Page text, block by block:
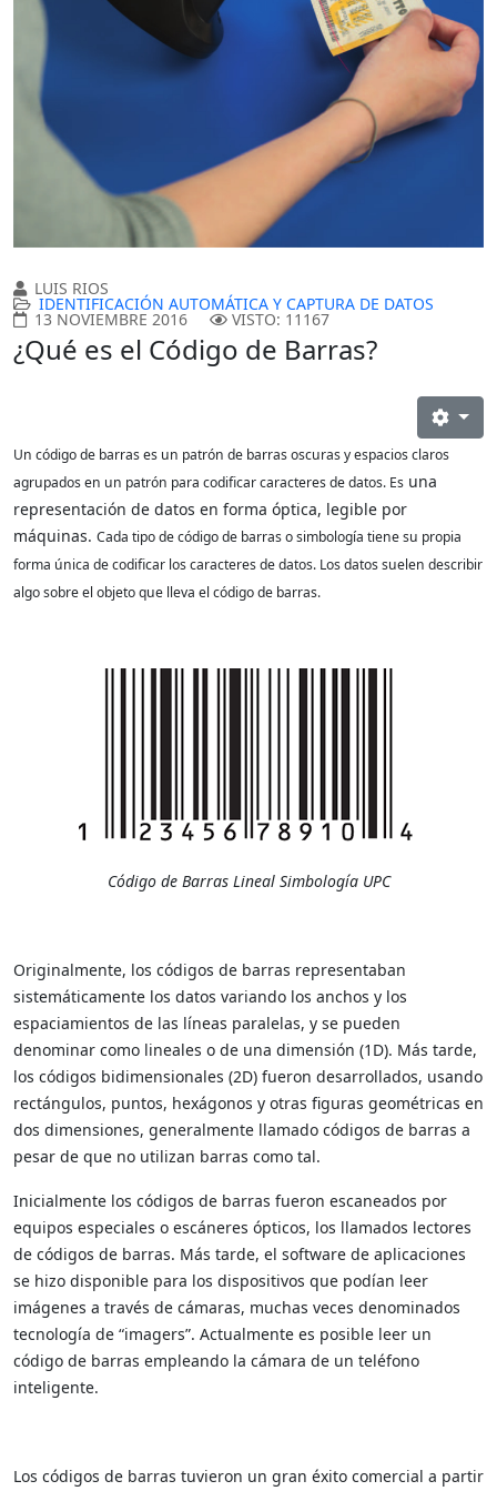
LUIS RIOS
IDENTIFICACIÓN AUTOMÁTICA Y CAPTURA DE DATOS
13 NOVIEMBRE 2016 VISTO: 11167
¿Qué es el Código de Barras?
Un código de barras es un patrón de barras oscuras y espacios claros
agrupados en un patrón para codificar caracteres de datos. Es una
representación de datos en forma óptica, legible por
máquinas. Cada tipo de código de barras o simbología tiene su propia
forma única de codificar los caracteres de datos. Los datos suelen describir
algo sobre el objeto que lleva el código de barras.
Código de Barras Lineal Simbología UPC
Originalmente, los códigos de barras representaban
sistemáticamente los datos variando los anchos y los
espaciamientos de las líneas paralelas, y se pueden
denominar como lineales o de una dimensión (1D). Más tarde,
los códigos bidimensionales (2D) fueron desarrollados, usando
rectángulos, puntos, hexágonos y otras figuras geométricas en
dos dimensiones, generalmente llamado códigos de barras a
pesar de que no utilizan barras como tal.
Inicialmente los códigos de barras fueron escaneados por
equipos especiales o escáneres ópticos, los llamados lectores
de códigos de barras. Más tarde, el software de aplicaciones
se hizo disponible para los dispositivos que podían leer
imágenes a través de cámaras, muchas veces denominados
tecnología de “imagers”. Actualmente es posible leer un
código de barras empleando la cámara de un teléfono
inteligente.
Los códigos de barras tuvieron un gran éxito comercial a partir